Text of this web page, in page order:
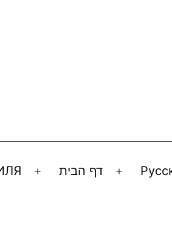
Открыть
דף הבית
Открыть